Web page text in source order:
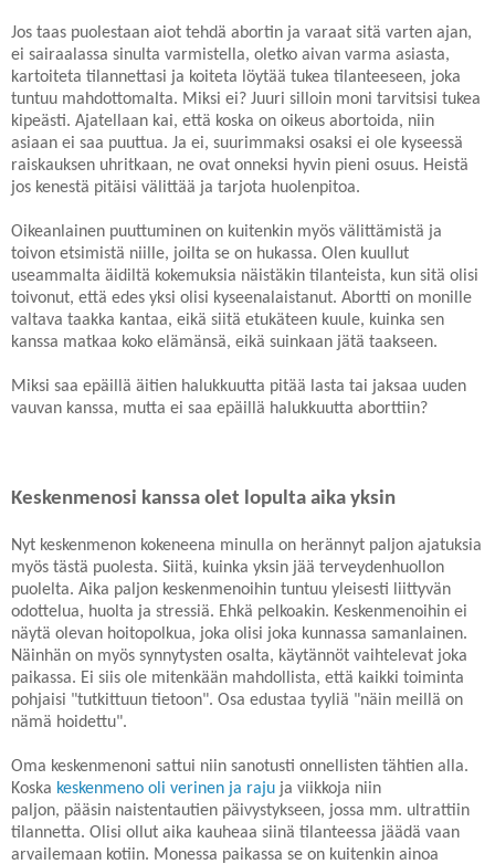
Jos taas puolestaan aiot tehdä abortin ja varaat sitä varten ajan,
ei sairaalassa sinulta varmistella, oletko aivan varma asiasta,
kartoiteta tilannettasi ja koiteta löytää tukea tilanteeseen, joka
tuntuu mahdottomalta. Miksi ei? Juuri silloin moni tarvitsisi tukea
kipeästi. Ajatellaan kai, että koska on oikeus abortoida, niin
asiaan ei saa puuttua. Ja ei, suurimmaksi osaksi ei ole kyseessä
raiskauksen uhritkaan, ne ovat onneksi hyvin pieni osuus. Heistä
jos kenestä pitäisi välittää ja tarjota huolenpitoa.
Oikeanlainen puuttuminen on kuitenkin myös välittämistä ja
toivon etsimistä niille, joilta se on hukassa. Olen kuullut
useammalta äidiltä kokemuksia näistäkin tilanteista, kun sitä olisi
toivonut, että edes yksi olisi kyseenalaistanut. Abortti on monille
valtava taakka kantaa, eikä siitä etukäteen kuule, kuinka sen
kanssa matkaa koko elämänsä, eikä suinkaan jätä taakseen.
Miksi saa epäillä äitien halukkuutta pitää lasta tai jaksaa uuden
vauvan kanssa, mutta ei saa epäillä halukkuutta aborttiin?
Keskenmenosi kanssa olet lopulta aika yksin
Nyt keskenmenon kokeneena minulla on herännyt paljon ajatuksia
myös tästä puolesta. Siitä, kuinka yksin jää terveydenhuollon
puolelta. Aika paljon keskenmenoihin tuntuu yleisesti liittyvän
odottelua, huolta ja stressiä. Ehkä pelkoakin. Keskenmenoihin ei
näytä olevan hoitopolkua, joka olisi joka kunnassa samanlainen.
Näinhän on myös synnytysten osalta, käytännöt vaihtelevat joka
paikassa. Ei siis ole mitenkään mahdollista, että kaikki toiminta
pohjaisi "tutkittuun tietoon". Osa edustaa tyyliä "näin meillä on
nämä hoidettu".
Oma keskenmenoni sattui niin sanotusti onnellisten tähtien alla.
Koska keskenmeno oli verinen ja raju ja viikkoja niin
paljon, pääsin naistentautien päivystykseen, jossa mm. ultrattiin
tilannetta. Olisi ollut aika kauheaa siinä tilanteessa jäädä vaan
arvailemaan kotiin. Monessa paikassa se on kuitenkin ainoa